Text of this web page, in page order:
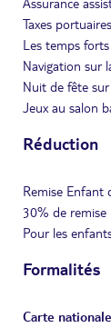
Taxes
Les temps forts
Navigation sur
Nuit de fête
Jeux au salon
Réduction
Remise Enfant
30% de remise
Pour les
Formalités
Carte